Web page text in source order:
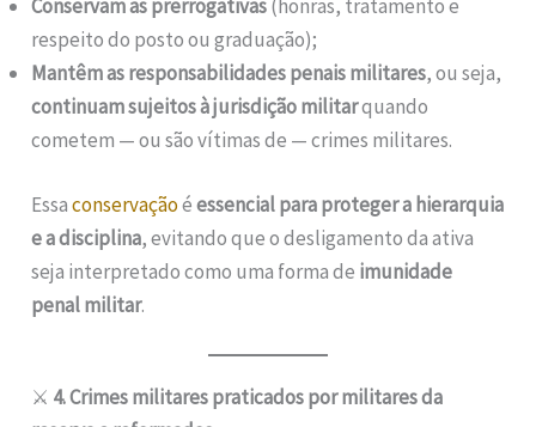
Conservam as prerrogativas(honras, tratamento e
respeito do posto ou graduação);
Mantêm as responsabilidades penais militares, ou seja,
continuam sujeitos à jurisdição militarquando
cometem — ou são vítimas de — crimes militares.
Essaconservaçãoéessencial para proteger a hierarquia
e a disciplina, evitando que o desligamento da ativa
seja interpretado como uma forma de imunidade
penal militar.
⚔️ 4. Crimes militares praticados por militares da